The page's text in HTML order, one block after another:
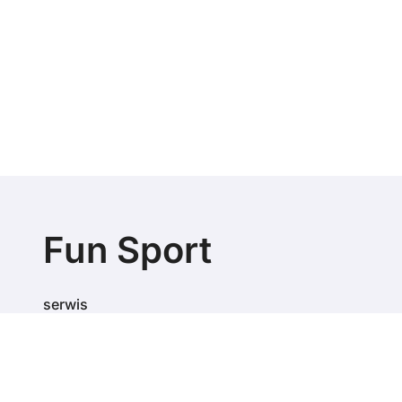
Fun Sport
serwis